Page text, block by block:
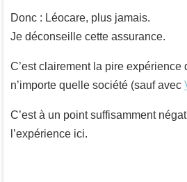
Donc : Léocare, plus jamais.
Je déconseille cette assurance.
C’est clairement la pire expérience
n’importe quelle société (sauf avec
C’est à un point suffisamment
l’expérience ici.